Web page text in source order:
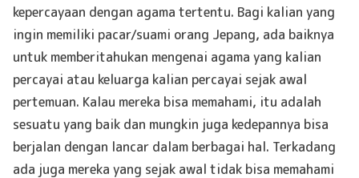
kepercayaan dengan agama tertentu. Bagi kalian yang
ingin memiliki pacar/suami orang Jepang, ada baiknya
untuk memberitahukan mengenai agama yang kalian
percayai atau keluarga kalian percayai sejak awal
pertemuan. Kalau mereka bisa memahami, itu adalah
sesuatu yang baik dan mungkin juga kedepannya bisa
berjalan dengan lancar dalam berbagai hal. Terkadang
ada juga mereka yang sejak awal tidak bisa memahami